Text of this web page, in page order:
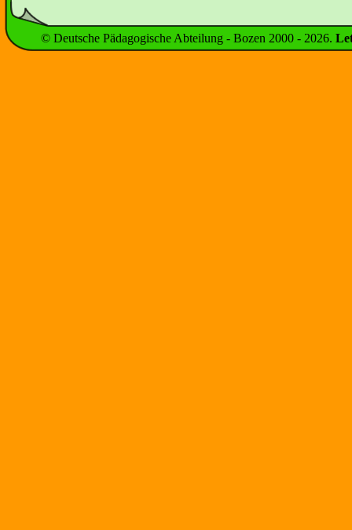
© Deutsche Pädagogische Abteilung - Bozen 2000 - 2026.